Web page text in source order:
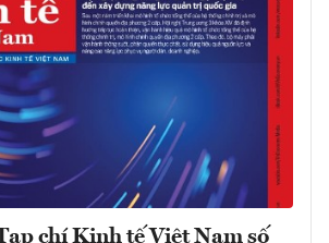
chí Kinh tế Việt Nam số